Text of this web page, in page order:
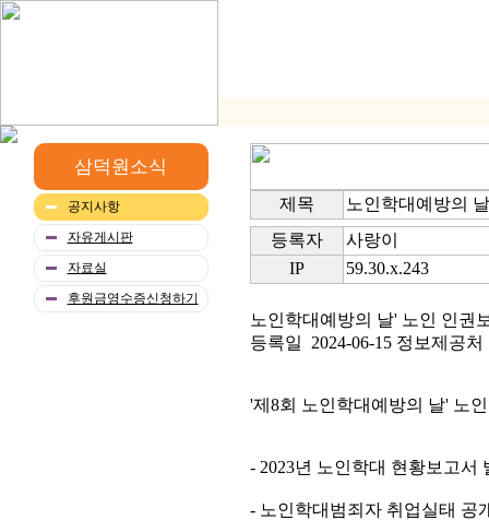
삼덕원소식
공지사항
자유게시판
자료실
후원금영수증신청하기
제목
노인학대예방의
등록자
사랑이
IP
59.30.x.243
노인학대예방의 날' 노인 인권
등록일 2024-06-15 정보제공
'제8회 노인학대예방의 날' 노
- 2023년 노인학대 현황보고서
- 노인학대범죄자 취업실태 공